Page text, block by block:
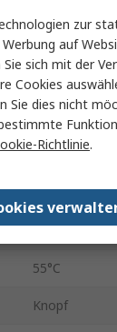
Schraube
90 °
IP20
-25°C
20A
690V
55°C
Knopf
zur
auf
sich mit der
Cookies
Sie dies nicht
Richtlinie.